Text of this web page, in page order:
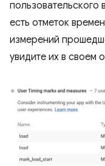
пользовательского
есть отметок
измерений
увидите их в своем